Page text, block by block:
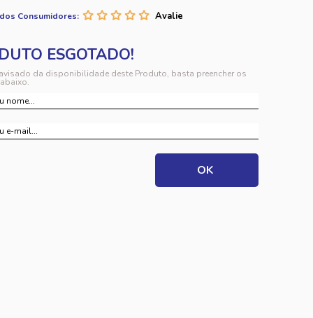
Consumidores:
da disponibilidade deste Produto, basta preencher os